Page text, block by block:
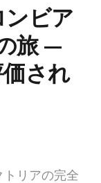
ビア
旅 —
され
リアの完全